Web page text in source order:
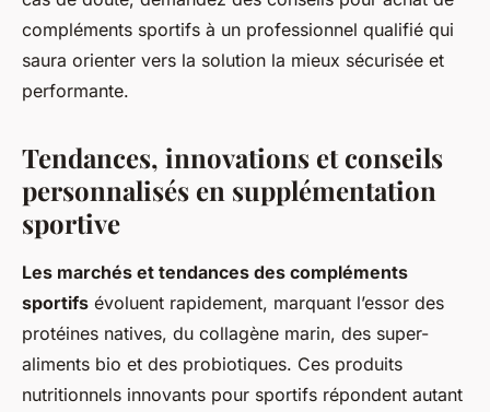
compléments sportifs à un professionnel qualifié qui
saura orienter vers la solution la mieux sécurisée et
performante.
Tendances, innovations et conseils
personnalisés en supplémentation
sportive
Les marchés et tendances des compléments
sportifs évoluent rapidement, marquant l’essor des
protéines natives, du collagène marin, des super-
aliments bio et des probiotiques. Ces produits
nutritionnels innovants pour sportifs répondent autant